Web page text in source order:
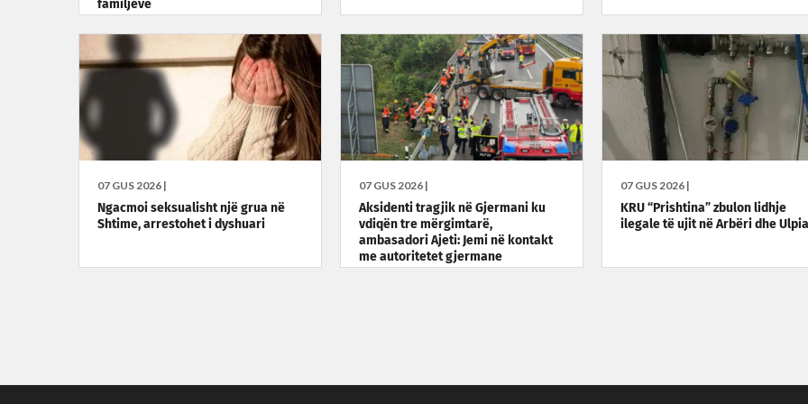
familjeve
07 GUS 2026 |
Ngacmoi seksualisht një grua në
Shtime, arrestohet i dyshuari
07 GUS 2026 |
Aksidenti tragjik në Gjermani ku
vdiqën tre mërgimtarë,
ambasadori Ajeti: Jemi në kontakt
me autoritetet gjermane
07 GUS 2026 |
KRU “Prishtina” zbulon lidhje
ilegale të ujit në Arbëri dhe